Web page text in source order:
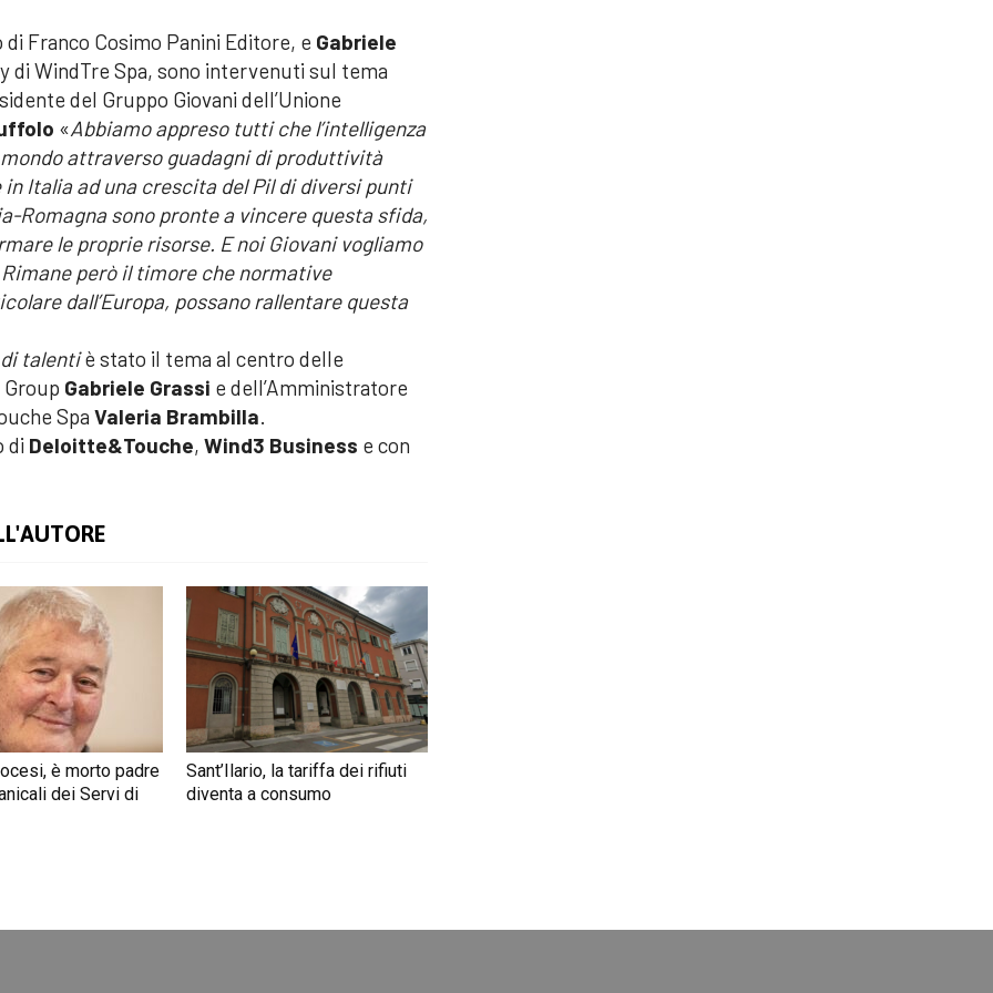
Franco Cosimo Panini Editore, e Gabriele
di WindTre Spa, sono intervenuti sul tema
del Gruppo Giovani dell’Unione
«Abbiamo appreso tutti che l’intelligenza
attraverso guadagni di produttività
Italia ad una crescita del Pil di diversi punti
Romagna sono pronte a vincere questa sfida,
le proprie risorse. E noi Giovani vogliamo
però il timore che normative
dall’Europa, possano rallentare questa
talenti è stato il tema al centro delle
Gabriele Grassi e dell’Amministratore
Spa Valeria Brambilla.
di Deloitte&Touche, Wind3 Business e con
è morto padre
dei Servi di
Sant’Ilario, la tariffa dei rifiuti
diventa a consumo